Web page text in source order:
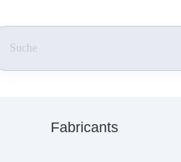
Fabricants